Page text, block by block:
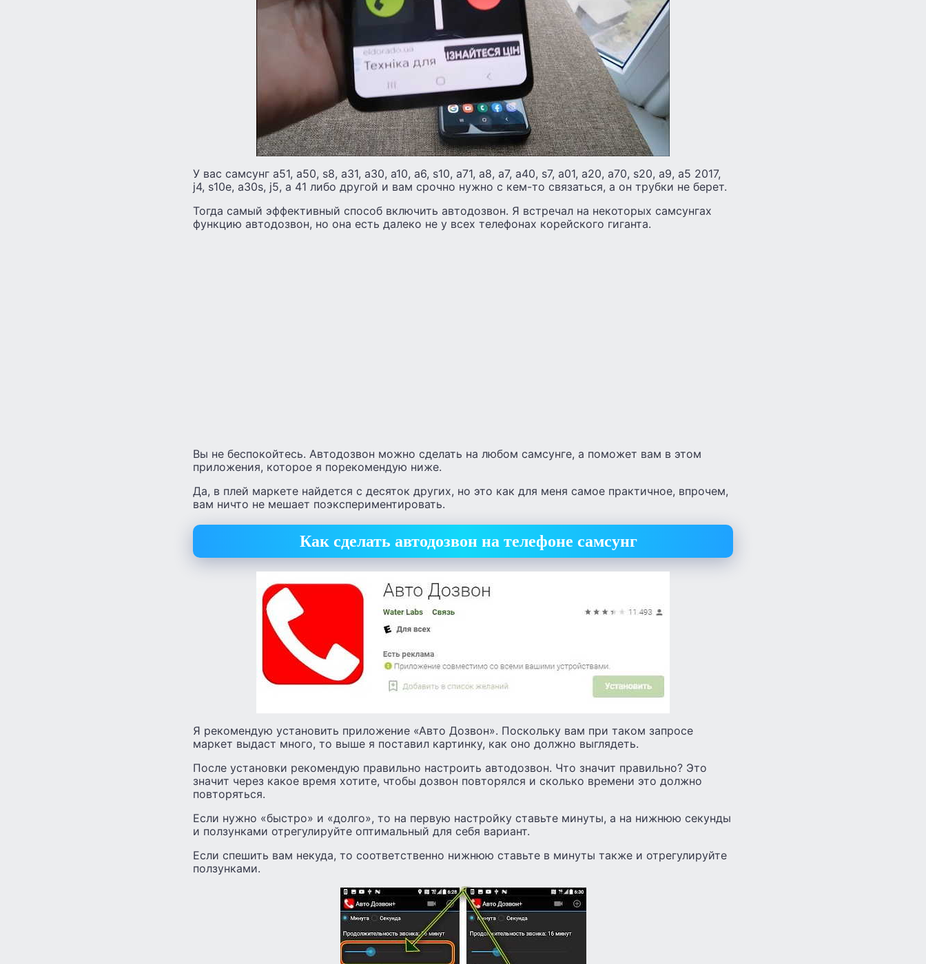
У вас самсунг а51, а50, s8, а31, а30, а10, а6, s10, а71, а8, а7, а40, s7, а01, а20, а70, s20, а9, а5 2017,
j4, s10e, а30s, j5, а 41 либо другой и вам срочно нужно с кем-то связаться, а он трубки не берет.
Тогда самый эффективный способ включить автодозвон. Я встречал на некоторых самсунгах
функцию автодозвон, но она есть далеко не у всех телефонах корейского гиганта.
Вы не беспокойтесь. Автодозвон можно сделать на любом самсунге, а поможет вам в этом
приложения, которое я порекомендую ниже.
Да, в плей маркете найдется с десяток других, но это как для меня самое практичное, впрочем,
вам ничто не мешает поэкспериментировать.
Как сделать автодозвон на телефоне самсунг
Я рекомендую установить приложение «Авто Дозвон». Поскольку вам при таком запросе
маркет выдаст много, то выше я поставил картинку, как оно должно выглядеть.
После установки рекомендую правильно настроить автодозвон. Что значит правильно? Это
значит через какое время хотите, чтобы дозвон повторялся и сколько времени это должно
повторяться.
Если нужно «быстро» и «долго», то на первую настройку ставьте минуты, а на нижнюю секунды
и ползунками отрегулируйте оптимальный для себя вариант.
Если спешить вам некуда, то соответственно нижнюю ставьте в минуты также и отрегулируйте
ползунками.